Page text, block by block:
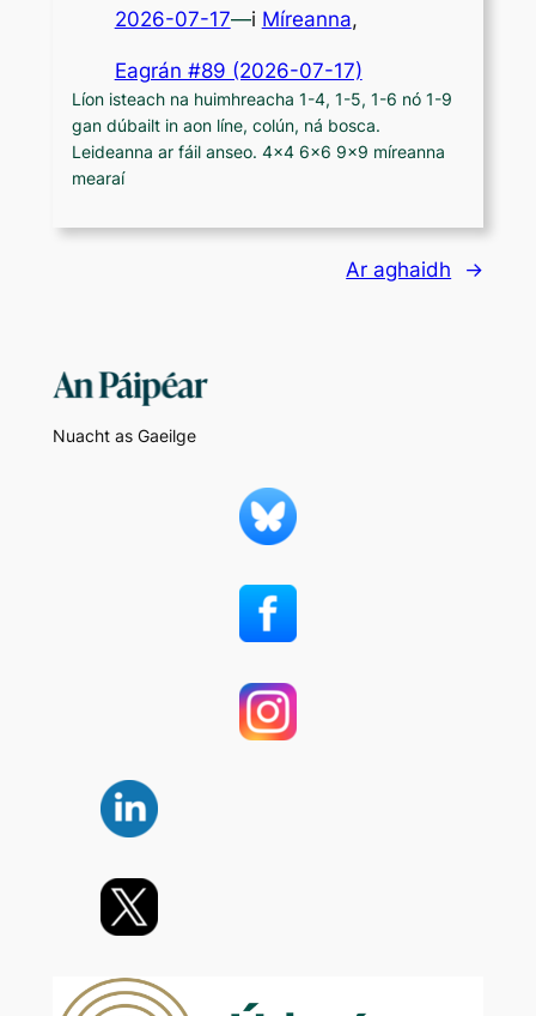
2026-07-17—i Míreanna,
Eagrán #89 (2026-07-17)
Líon isteach na huimhreacha 1-4, 1-5, 1-6 nó 1-9
gan dúbailt in aon líne, colún, ná bosca.
Leideanna ar fáil anseo. 4×4 6×6 9×9 míreanna
mearaí
Ar aghaidh →
Nuacht as Gaeilge